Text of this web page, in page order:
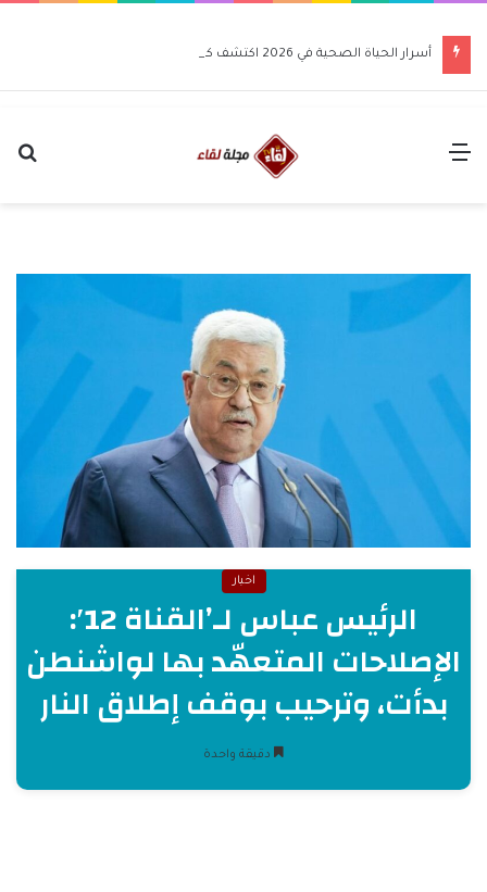
أسرار الحياة الصحية في 2026 اكتشف كيف تغير حياتك للأفضل
القائمة
اخبار
الرئيس عباس لـ’القناة 12′:
الإصلاحات المتعهّد بها لواشنطن
بدأت، وترحيب بوقف إطلاق النار
دقيقة واحدة